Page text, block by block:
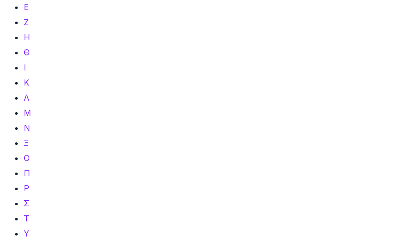
Ε
Ζ
Η
Θ
Ι
Κ
Λ
Μ
Ν
Ξ
Ο
Π
Ρ
Σ
Τ
Υ